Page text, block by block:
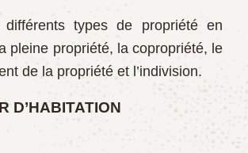
différents types de propriété en
pleine propriété, la copropriété, le
de la propriété et l’indivision.
D’HABITATION